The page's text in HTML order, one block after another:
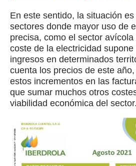
En este sentido, la situación
sectores donde mayor uso de
precisa, como el sector avícola
coste de la electricidad
ingresos en determinados
cuenta los precios de este
estos incrementos en las
que sumar muchos otros
viabilidad económica del sector.